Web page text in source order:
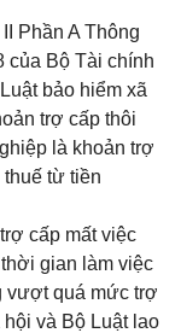
Phần A Thông
của Bộ Tài chính
bảo hiểm xã
trợ cấp thôi
là khoản trợ
từ tiền
cấp mất việc
gian làm việc
vượt quá mức trợ
và Bộ Luật lao